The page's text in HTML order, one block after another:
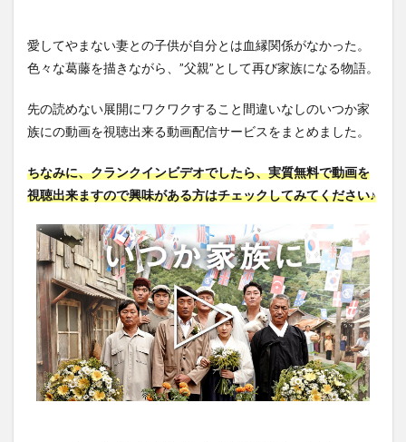
愛してやまない妻との子供が自分とは血縁関係がなかった。
色々な葛藤を描きながら、”父親”として再び家族になる物語。
先の読めない展開にワクワクすること間違いなしのいつか家
族にの動画を視聴出来る動画配信サービスをまとめました。
ちなみに、クランクインビデオでしたら、実質無料で動画を
視聴出来ますので興味がある方はチェックしてみてください♪